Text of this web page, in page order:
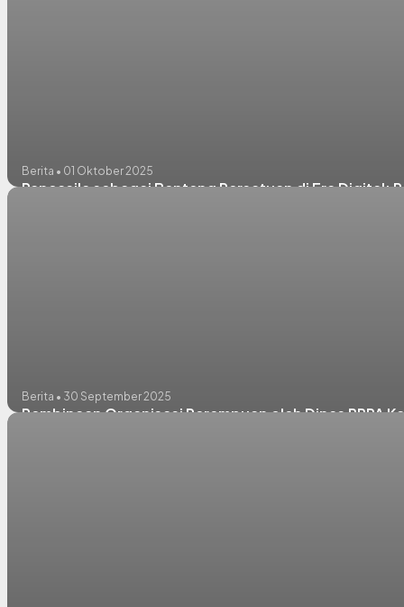
Berita • 01 Oktober 2025
Pancasila sebagai Benteng Persatuan di Era Digital:
Berita • 30 September 2025
Pembinaan Organisasi Perempuan oleh Dinas PPPA